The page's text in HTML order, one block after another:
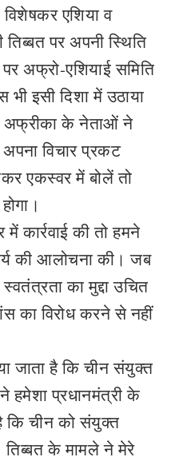
विशेषकर एशिया व
पर अपनी स्थिति
अफ्रो-एशियाई समिति
भी इसी दिशा में उठाया
अफ्रीका के नेताओं ने
विचार प्रकट
एकस्वर में बोलें तो
कार्रवाई की तो हमने
की आलोचना की। जब
का मुद्दा उचित
का विरोध करने से नहीं
जाता है कि चीन संयुक्त
हमेशा प्रधानमंत्री के
कि चीन को संयुक्त
तिब्बत के मामले ने मेरे